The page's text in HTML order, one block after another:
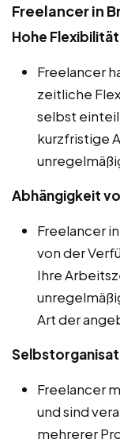
Freelancer in
Hohe
Freelancer
zeitliche
selbst
kurzfristige
Abhängigkeit
Freelancer
von der
Ihre
Art der
Freelancer
und sind
mehrerer